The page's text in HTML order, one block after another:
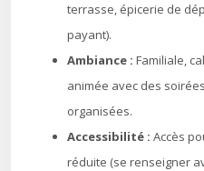
terrasse, épicerie de
payant).
Ambiance : Familiale,
animée avec des
organisées.
Accessibilité : Accès
réduite (se renseigner